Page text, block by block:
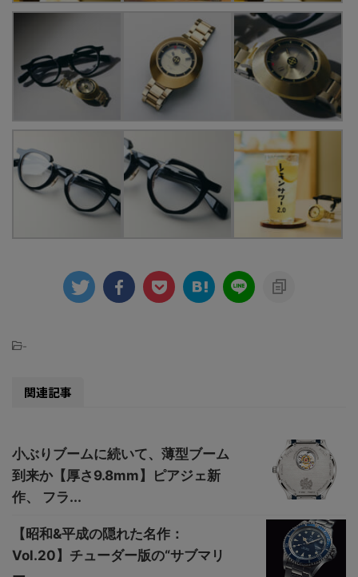
-
関連記事
小ぶりブームに続いて、薄型ブーム
到来か【厚さ9.8mm】ピアジェ新
作、 フラ...
【昭和&平成の隠れた名作：
Vol.20】チューダー版の“サブマリ